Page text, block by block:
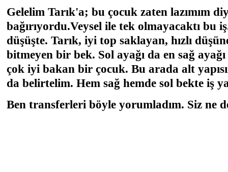
Gelelim Tarık'a; bu çocuk zaten lazımım
bağırıyordu.Veysel ile tek olmayacaktı bu
düşüşte. Tarık, iyi top saklayan, hızlı
bitmeyen bir bek. Sol ayağı da en sağ
çok iyi bakan bir çocuk. Bu arada alt
da belirtelim. Hem sağ hemde sol bekte iş
Ben transferleri böyle yorumladım. Siz ne